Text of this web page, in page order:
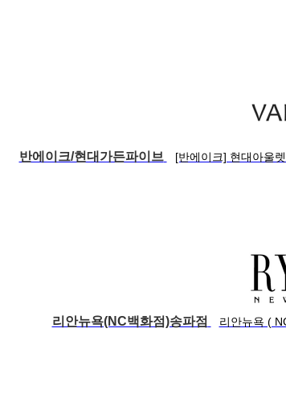
반에이크/현대가든파이브 [반에이크] 현대아울
리안뉴욕(NC백화점)송파점 리안뉴욕 (